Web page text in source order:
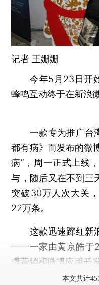
记者 王姗姗
今年5月23日开始
蜂鸣互动终于在新浪
一款专为推广台湾
都有病》而发布的微
病”，周一正式上线
与，随后又在不到三
突破30万人次大关
22万条。
这款迅速蹿红新浪
——一家由黄京皓于
博营销和微博应用开
本文共计